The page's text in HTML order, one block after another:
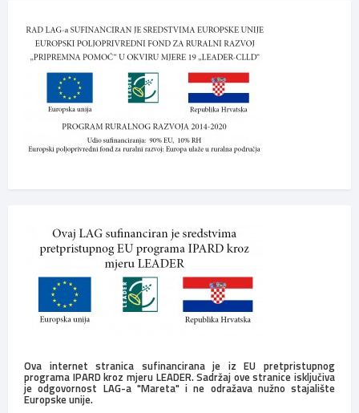
Ova internet stranica sufinancirana je iz EU pretpristupnog
programa IPARD kroz mjeru LEADER. Sadržaj ove stranice isključiva
je odgovornost LAG-a "Mareta" i ne odražava nužno stajalište
Europske unije.